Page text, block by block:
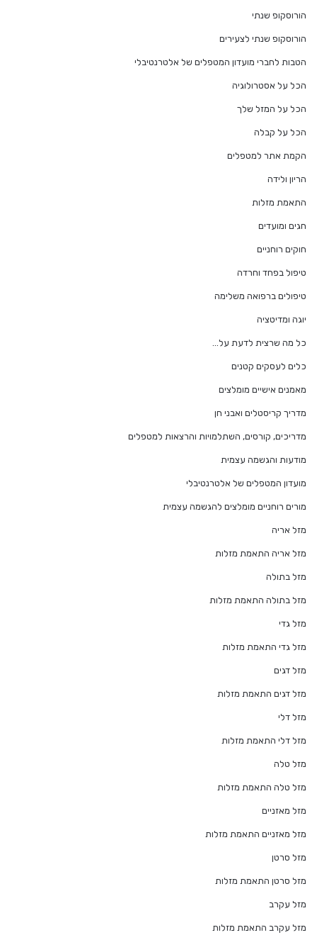
הורוסקופ שנתי
הורוסקופ שנתי לצעירים
הטבות לחברי מועדון המטפלים של אלטרנטיבלי
הכל על אסטרולוגיה
הכל על המזל שלך
הכל על קבלה
הקמת אתר למטפלים
הריון ולידה
התאמת מזלות
חגים ומועדים
חוקים רוחניים
טיפול בפחד וחרדה
טיפולים ברפואה משלימה
יוגה ומדיטציה
כל מה שרצית לדעת על…
כלים לעסקים קטנים
מאמנים אישיים מומלצים
מדריך קריסטלים ואבני חן
מדריכים, קורסים, השתלמויות והרצאות למטפלים
מודעות והגשמה עצמית
מועדון המטפלים של אלטרנטיבלי
מורים רוחניים מומלצים להגשמה עצמית
מזל אריה
מזל אריה התאמת מזלות
מזל בתולה
מזל בתולה התאמת מזלות
מזל גדי
מזל גדי התאמת מזלות
מזל דגים
מזל דגים התאמת מזלות
מזל דלי
מזל דלי התאמת מזלות
מזל טלה
מזל טלה התאמת מזלות
מזל מאזניים
מזל מאזניים התאמת מזלות
מזל סרטן
מזל סרטן התאמת מזלות
מזל עקרב
מזל עקרב התאמת מזלות